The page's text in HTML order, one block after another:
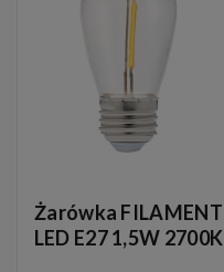
Żarówka FILAMENT
LED E27 1,5W 2700K